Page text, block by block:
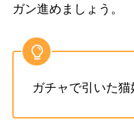
ガン進めましょう。
ガチャで引いた猫